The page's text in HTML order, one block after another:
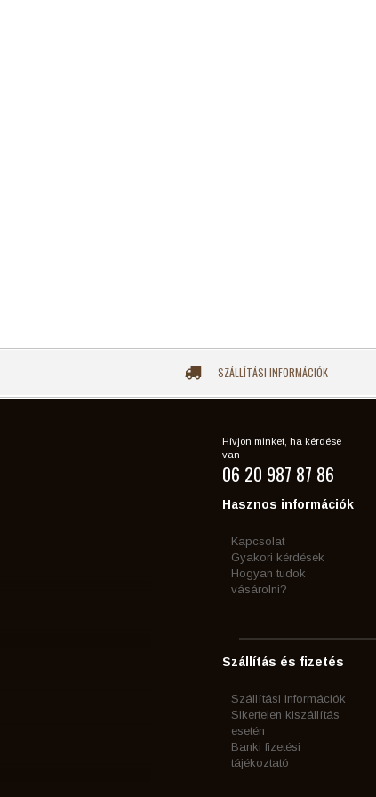
SZÁLLÍTÁSI INFORMÁCIÓK
Hívjon minket, ha kérdése
van
06 20 987 87 86
Hasznos információk
Kapcsolat
Gyakori kérdések
Hogyan tudok
vásárolni?
Szállítás és fizetés
Szállítási információk
Sikertelen kiszállítás
esetén
Banki fizetési
tájékoztató